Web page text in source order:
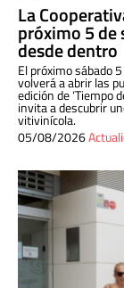
La
próximo 5
desde dentro
El próximo sábado
volverá a abrir las
edición de ‘Tiempo
invita a descubrir
vitivinícola.
05/08/2026